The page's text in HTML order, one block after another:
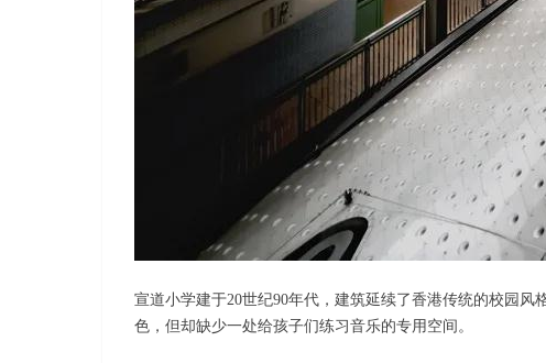
宣道小学建于20世纪90年代，建筑延续了香港传统的校园
色，但却缺少一处给孩子们练习音乐的专用空间。